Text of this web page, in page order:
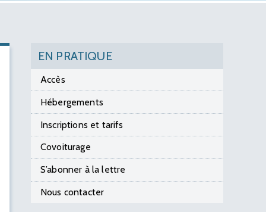
EN PRATIQUE
Accès
Hébergements
Inscriptions et tarifs
Covoiturage
S’abonner à la lettre
Nous contacter